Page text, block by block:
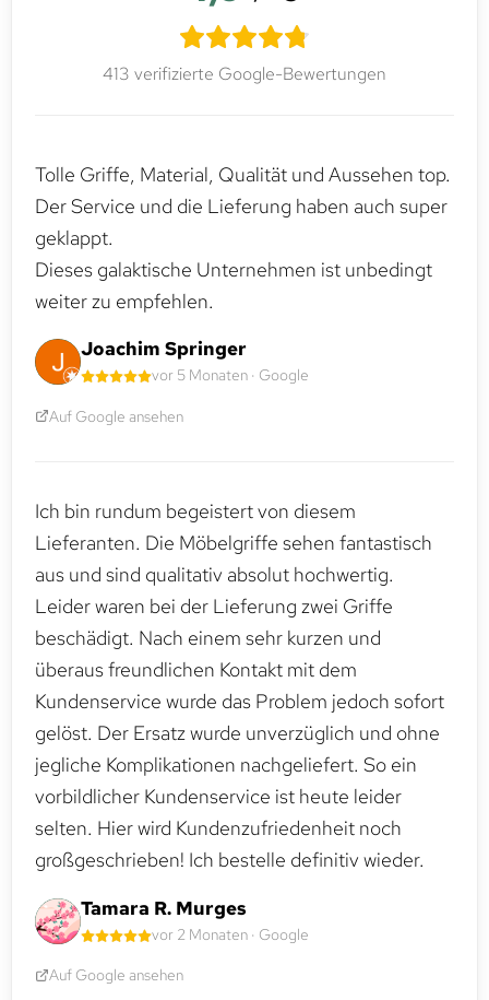
413 verifizierte Google-Bewertungen
Tolle Griffe, Material, Qualität und Aussehen top.
Der Service und die Lieferung haben auch super
geklappt.
Dieses galaktische Unternehmen ist unbedingt
weiter zu empfehlen.
Joachim Springer
vor 5 Monaten · Google
Auf Google ansehen
Ich bin rundum begeistert von diesem
Lieferanten. Die Möbelgriffe sehen fantastisch
aus und sind qualitativ absolut hochwertig.
Leider waren bei der Lieferung zwei Griffe
beschädigt. Nach einem sehr kurzen und
überaus freundlichen Kontakt mit dem
Kundenservice wurde das Problem jedoch sofort
gelöst. Der Ersatz wurde unverzüglich und ohne
jegliche Komplikationen nachgeliefert. So ein
vorbildlicher Kundenservice ist heute leider
selten. Hier wird Kundenzufriedenheit noch
großgeschrieben! Ich bestelle definitiv wieder.
Tamara R. Murges
vor 2 Monaten · Google
Auf Google ansehen